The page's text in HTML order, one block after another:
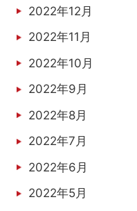
2022年12月
2022年11月
2022年10月
2022年9月
2022年8月
2022年7月
2022年6月
2022年5月